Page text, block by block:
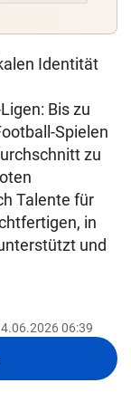
Identität
Bis zu
Spielen
zu
Talente für
in
und
06:39